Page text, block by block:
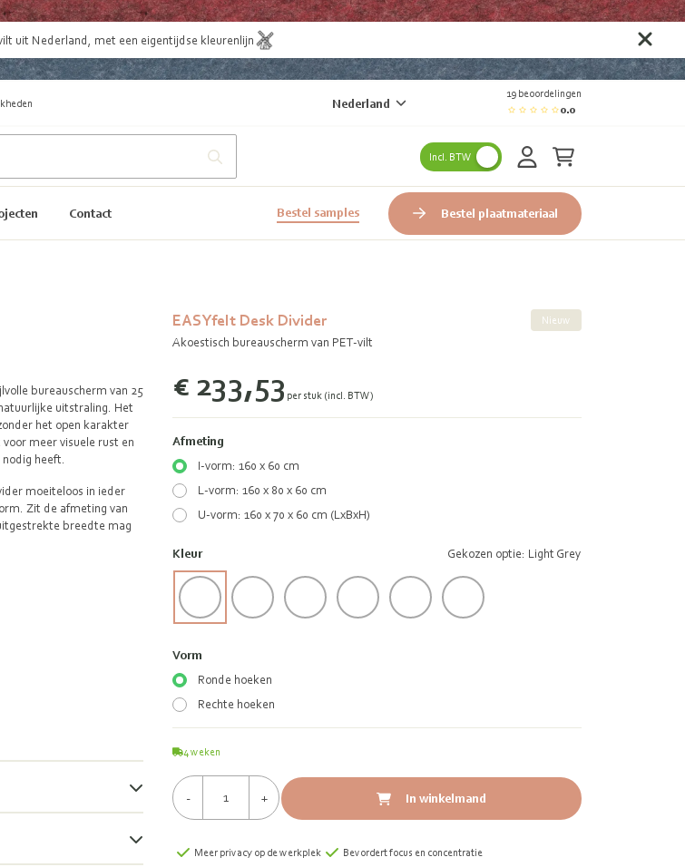
uit Nederland , met een eigentijdse kleurenlijn
Nederland
19 beoordelingen
0.0
Incl. BTW
Contact Bestel samples Bestel plaatmateriaal
EASYfelt Desk Divider
Akoestisch bureauscherm van PET-vilt
Nieuw
€ 233,53 per stuk (incl. BTW)
Afmeting
I-vorm: 160 x 60 cm
L-vorm: 160 x 80 x 60 cm
U-vorm: 160 x 70 x 60 cm (LxBxH)
Kleur Gekozen optie: Light Grey
Vorm
Ronde hoeken
Rechte hoeken
4weken
- + In winkelmand
Meer privacy op de werkplek
Bevordert focus en concentratie
bureauscherm van 25
uitstraling. Het
het open karakter
meer visuele rust en
heeft.
moeiteloos in ieder
Zit de afmeting van
breedte mag